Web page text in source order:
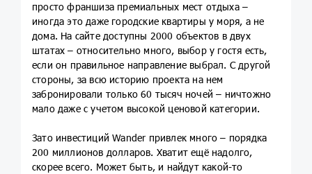
просто франшиза премиальных мест отдыха –
иногда это даже городские квартиры у моря, а не
дома. На сайте доступны 2000 объектов в двух
штатах – относительно много, выбор у гостя есть,
если он правильное направление выбрал. С другой
стороны, за всю историю проекта на нем
забронировали только 60 тысяч ночей – ничтожно
мало даже с учетом высокой ценовой категории.
Зато инвестиций Wander привлек много – порядка
200 миллионов долларов. Хватит ещё надолго,
скорее всего. Может быть, и найдут какой-то